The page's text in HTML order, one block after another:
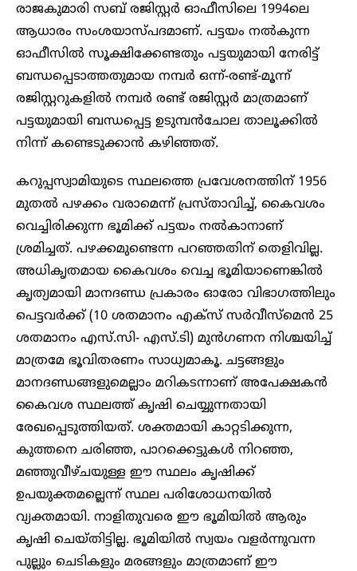
രാജകുമാരി സബ് രജിസ്റ്റർ ഓഫീസിലെ 1994ലെ
ആധാരം സംശയാസ്പദമാണ്. പട്ടയം നൽകുന്ന
ഓഫീസിൽ സൂക്ഷിക്കേണ്ടതും പട്ടയുമായി നേരിട്ട്
ബന്ധപ്പെടാത്തതുമായ നമ്പർ ഒന്ന്-രണ്ട്-മൂന്ന്
രജിസ്റ്ററുകളിൽ നമ്പർ രണ്ട് രജിസ്റ്റർ മാത്രമാണ്
പട്ടയുമായി ബന്ധപ്പെട്ട ഉടുമ്പൻചോല താലൂക്കിൽ
നിന്ന് കണ്ടെടുക്കാൻ കഴിഞ്ഞത്.
കറുപ്പസ്വാമിയുടെ സ്ഥലത്തെ പ്രവേശനത്തിന് 1956
മുതൽ പഴക്കം വരാമെന്ന് പ്രസ്താവിച്ച്, കൈവശം
വെച്ചിരിക്കുന്ന ഭൂമിക്ക് പട്ടയം നൽകാനാണ്
ശ്രമിച്ചത്. പഴക്കമുണ്ടെന്ന പറഞ്ഞതിന് തെളിവില്ല.
അധികൃതമായ കൈവശം വെച്ച ഭൂമിയാണെങ്കിൽ
കൃത്യമായി മാനദണ്ഡ പ്രകാരം ഓരോ വിഭാഗത്തിലും
പെട്ടവർക്ക് (10 ശതമാനം എക്സ് സർവീസ്മെൻ 25
ശതമാനം എസ്.സി- എസ്.ടി) മുൻഗണന നിശ്ചയിച്ച്
മാത്രമേ ഭൂവിതരണം സാധ്യമാകൂ. ചട്ടങ്ങളും
മാനദണ്ഡങ്ങളുമെല്ലാം മറികടന്നാണ് അപേക്ഷകൻ
കൈവശ സ്ഥലത്ത് കൃഷി ചെയ്യുന്നതായി
രേഖപ്പെടുത്തിയത്. ശക്തമായി കാറ്റടിക്കുന്ന,
കുത്തനെ ചരിഞ്ഞ, പാറക്കെട്ടുകൾ നിറഞ്ഞ,
മഞ്ഞുവീഴ്ചയുള്ള ഈ സ്ഥലം കൃഷിക്ക്
ഉപയുക്തമല്ലെന്ന് സ്ഥല പരിശോധനയിൽ
വ്യക്തമായി. നാളിതുവരെ ഈ ഭൂമിയിൽ ആരും
കൃഷി ചെയ്തിട്ടില്ല. ഭൂമിയിൽ സ്വയം വളർന്നുവന്ന
പുല്ലും ചെടികളും മരങ്ങളും മാത്രമാണ് ഈ